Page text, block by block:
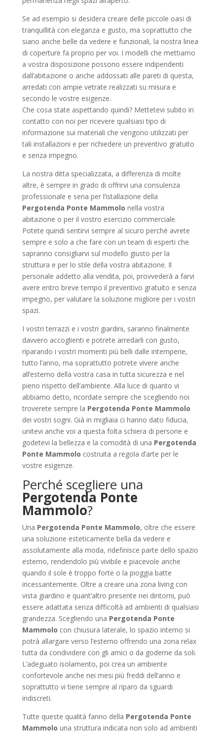
Se ad esempio si desidera creare delle piccole oasi di
tranquillità con eleganza e gusto, ma soprattutto che
siano anche belle da vedere e funzionali, la nostra linea
di coperture fa proprio per voi. I modelli che mettiamo
a vostra disposizione possono essere indipendenti
dall’abitazione o anche addossati alle pareti di questa,
arredati con ampie vetrate realizzati su misura e
secondo le vostre esigenze.
Che cosa state aspettando quindi? Mettetevi subito in
contatto con noi per ricevere qualsiasi tipo di
informazione sui materiali che vengono utilizzati per
tali installazioni e per richiedere un preventivo gratuito
e senza impegno.
La nostra ditta specializzata, a differenza di molte
altre, è sempre in grado di offrirvi una consulenza
professionale e seria per l’istallazione della
Pergotenda Ponte Mammolo nella vostra
abitazione o per il vostro esercizio commerciale.
Potete quindi sentirvi sempre al sicuro perché avrete
sempre e solo a che fare con un team di esperti che
sapranno consigliarvi sul modello giusto per la
struttura e per lo stile della vostra abitazione. Il
personale addetto alla vendita, poi, provvederà a farvi
avere entro breve tempo il preventivo gratuito e senza
impegno, per valutare la soluzione migliore per i vostri
spazi.
I vostri terrazzi e i vostri giardini, saranno finalmente
davvero accoglienti e potrete arredarli con gusto,
riparando i vostri momenti più belli dalle intemperie,
tutto l’anno, ma soprattutto potrete vivere anche
all’esterno della vostra casa in tutta sicurezza e nel
pieno rispetto dell’ambiente. Alla luce di quanto vi
abbiamo detto, ricordate sempre che scegliendo noi
troverete sempre la Pergotenda Ponte Mammolo
dei vostri sogni. Già in migliaia ci hanno dato fiducia,
unitevi anche voi a questa folta schiera di persone e
godetevi la bellezza e la comodità di una Pergotenda
Ponte Mammolo costruita a regola d’arte per le
vostre esigenze.
Perché scegliere una
Pergotenda Ponte
Mammolo?
Una Pergotenda Ponte Mammolo, oltre che essere
una soluzione esteticamente bella da vedere e
assolutamente alla moda, ridefinisce parte dello spazio
esterno, rendendolo più vivibile e piacevole anche
quando il sole è troppo forte o la pioggia batte
incessantemente. Oltre a creare una zona living con
vista giardino e quant’altro presente nei dintorni, può
essere adattata senza difficoltà ad ambienti di qualsiasi
grandezza. Scegliendo una Pergotenda Ponte
Mammolo con chiusura laterale, lo spazio interno si
potrà allargare verso l’esterno offrendo una zona relax
tutta da condividere con gli amici o da goderne da soli.
L’adeguato isolamento, poi crea un ambiente
confortevole anche nei mesi più freddi dell’anno e
soprattutto vi tiene sempre al riparo da sguardi
indiscreti.
Tutte queste qualità fanno della Pergotenda Ponte
Mammolo una struttura indicata non solo ad ambienti